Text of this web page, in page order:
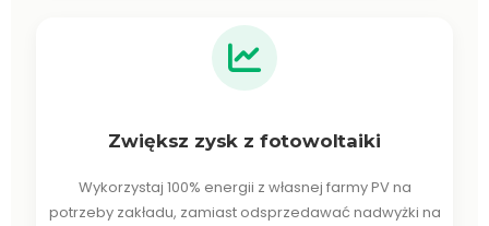
Zwiększ zysk z fotowoltaiki
Wykorzystaj 100% energii z własnej farmy PV na
potrzeby zakładu, zamiast odsprzedawać nadwyżki na